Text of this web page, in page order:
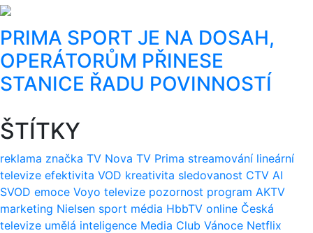
PRIMA SPORT JE NA DOSAH,
OPERÁTORŮM PŘINESE
STANICE ŘADU POVINNOSTÍ
ŠTÍTKY
reklama značka TV Nova TV Prima streamování lineární
televize efektivita VOD kreativita sledovanost CTV AI
SVOD emoce Voyo televize pozornost program AKTV
marketing Nielsen sport média HbbTV online Česká
televize umělá inteligence Media Club Vánoce Netflix